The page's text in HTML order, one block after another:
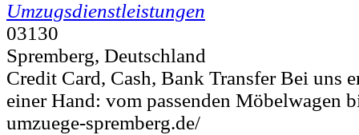
Umzugsdienstleistungen
03130
Spremberg, Deutschland
Credit Card, Cash, Bank Transfer Bei uns
einer Hand: vom passenden Möbelwagen
umzuege-spremberg.de/